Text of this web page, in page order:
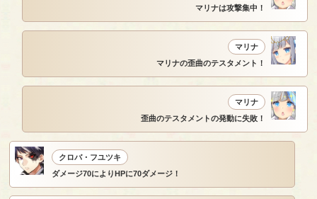
マリナは攻撃集中！
マリナ
マリナの歪曲のテスタメント！
マリナ
歪曲のテスタメントの発動に失敗！
クロバ・フユツキ
ダメージ70によりHPに70ダメージ！